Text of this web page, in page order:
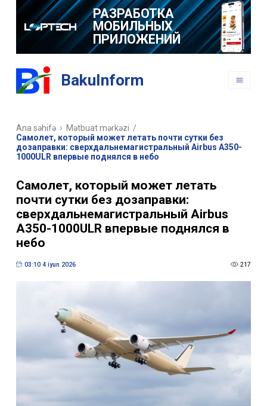
РАЗРАБОТКА
МОБИЛЬНЫХ
ПРИЛОЖЕНИЙ
BakuInform
Ana səhifə Mətbuat mərkəzi /
Самолет, который может летать почти сутки без
дозаправки: сверхдальнемагистральный Airbus A350-
1000ULR впервые поднялся в небо
Самолет, который может летать
почти сутки без дозаправки:
сверхдальнемагистральный Airbus
A350-1000ULR впервые поднялся в
небо
03:10 4 iyun 2026 217